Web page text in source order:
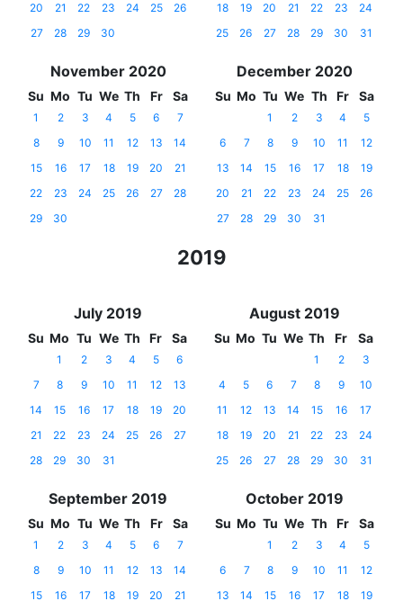
20
21 22 23 24 25
26
27
28 29 30
18
19 20 21 22 23
24
25
26 27 28 29 30 31
November 2020
Su Mo Tu We Th Fr Sa
1 2 3 4 5 6
7
8
9 10 11 12 13
14
15
16 17 18 19 20
21
22
23 24 25 26 27
28
29
30
December 2020
Su Mo Tu We Th Fr Sa
1 2 3 4
5
6
7 8 9 10 11
12
13
14 15 16 17 18
19
20
21 22 23 24 25
26
27
28 29 30 31
2019
July 2019
Su Mo Tu We Th Fr Sa
1 2 3 4 5
6
7
8 9 10 11 12
13
14
15 16 17 18 19
20
21
22 23 24 25 26
27
28
29 30 31
August 2019
Su Mo Tu We Th Fr Sa
1 2
3
4
5 6 7 8 9
10
11
12 13 14 15 16
17
18
19 20 21 22 23
24
25
26 27 28 29 30 31
September 2019
Su Mo Tu We Th Fr Sa
1 2 3 4 5 6
7
8
9 10 11 12 13
14
15
16 17 18 19 20
21
October 2019
Su Mo Tu We Th Fr Sa
1 2 3 4
5
6
7 8 9 10 11
12
13
14 15 16 17 18
19